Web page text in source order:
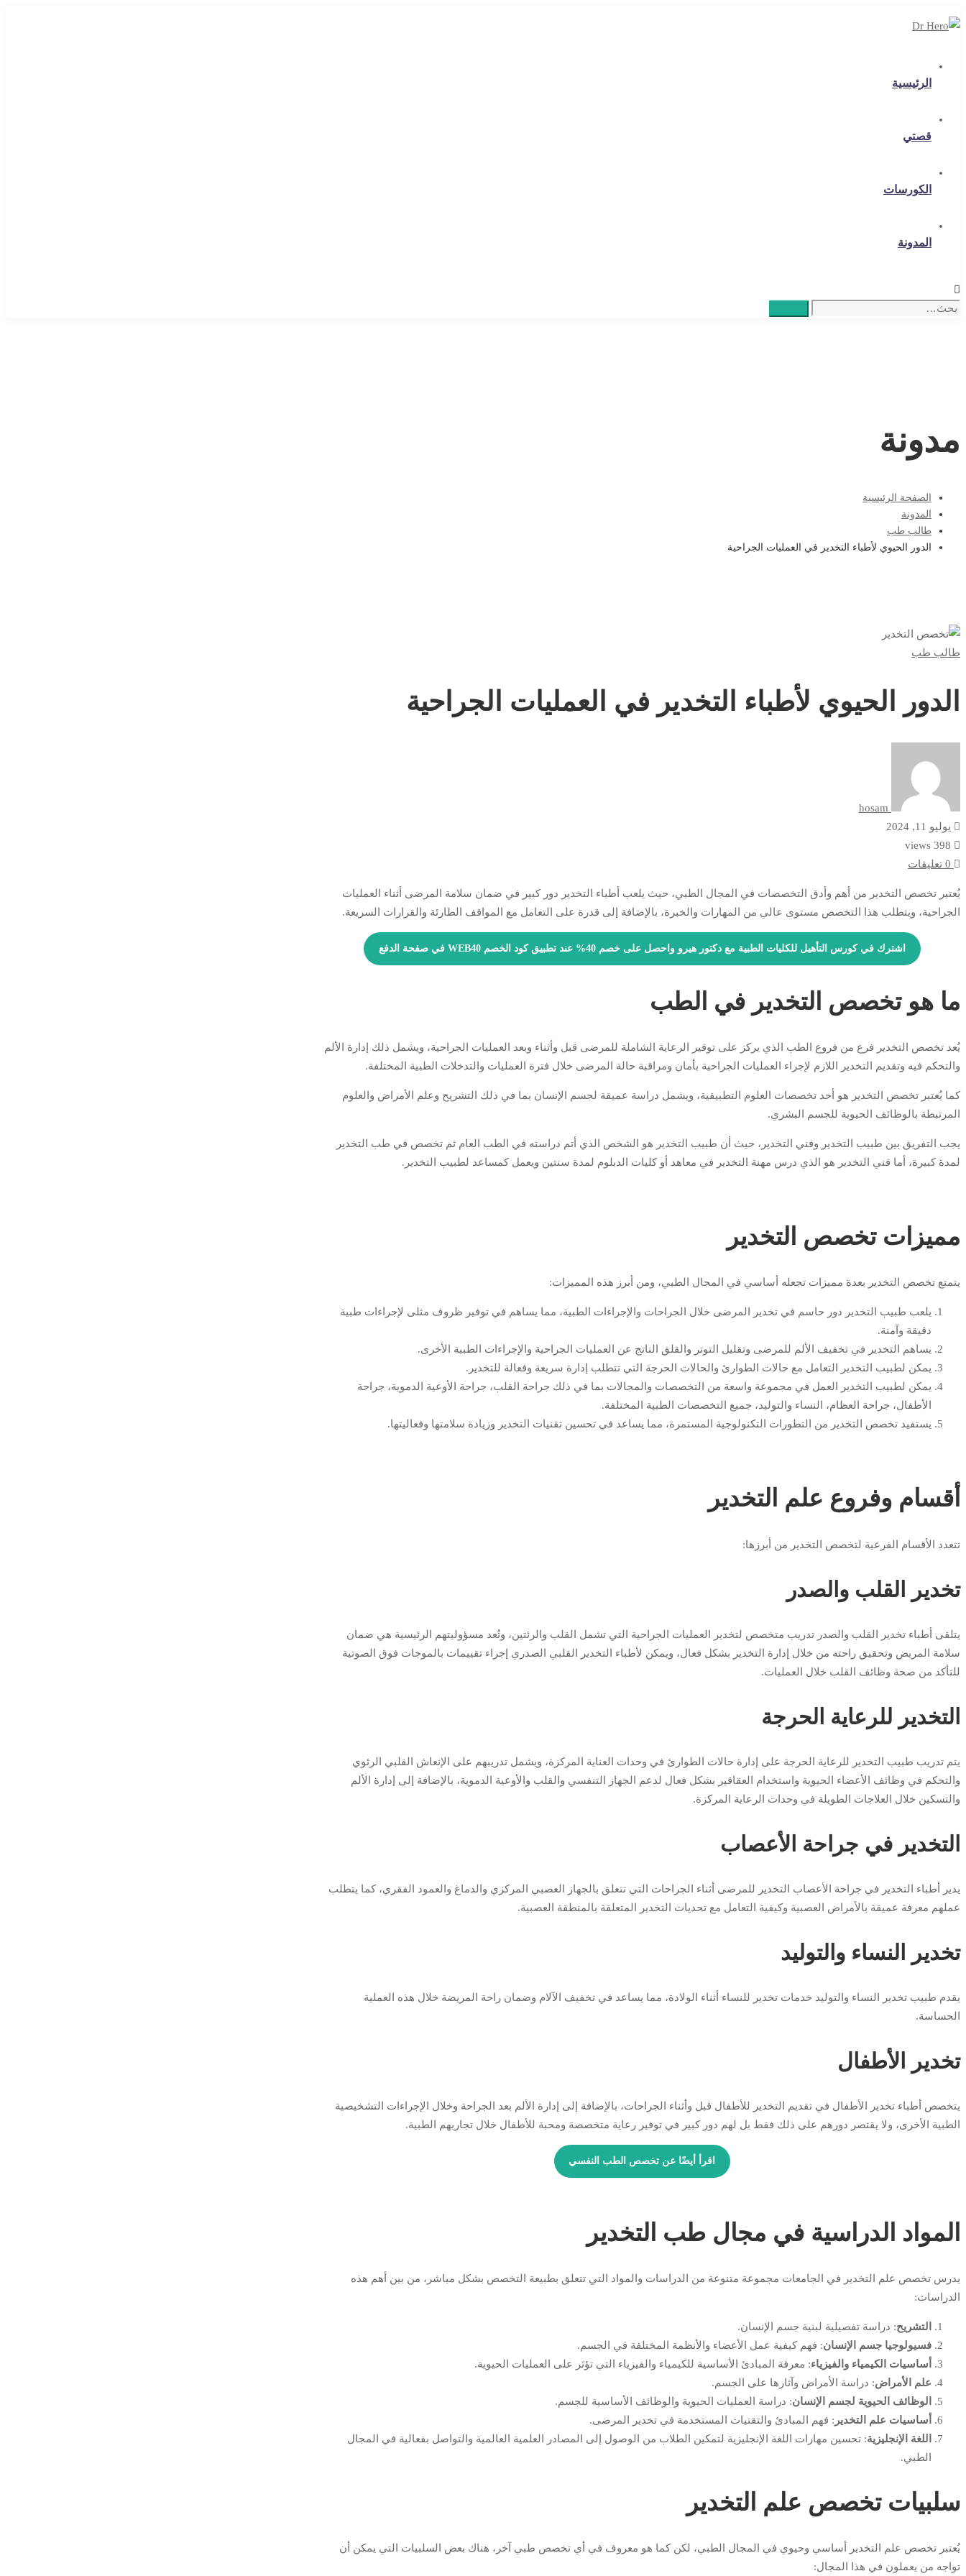
الرئيسية
قصتي
الكورسات
المدونة
Search
مدونة
الصفحة الرئيسية
المدونة
طالب طب
الدور الحيوي لأطباء التخدير في العمليات الجراحية
الدور
لأطباء
في
العمليات
الجراحية
طالب طب
الدور الحيوي لأطباء التخدير في العمليات الجراحية
يوليو 11, 2024
398 views
0 تعليقات
يُعتبر تخصص التخدير من أهم وأدق التخصصات في المجال الطبي، حيث يلعب أطباء التخدير دور كبير في ضمان سلامة المرضى أثناء العمليات
الجراحية، ويتطلب هذا التخصص مستوى عالي من المهارات والخبرة، بالإضافة إلى قدرة على التعامل مع المواقف الطارئة والقرارات السريعة.
اشترك في كورس التأهيل للكليات الطبية مع دكتور هيرو واحصل على خصم 40% عند تطبيق كود الخصم WEB40 في صفحة الدفع
ما هو تخصص التخدير في الطب
يُعد تخصص التخدير فرع من فروع الطب الذي يركز على توفير الرعاية الشاملة للمرضى قبل وأثناء وبعد العمليات الجراحية، ويشمل ذلك إدارة الألم
والتحكم فيه وتقديم التخدير اللازم لإجراء العمليات الجراحية بأمان ومراقبة حالة المرضى خلال فترة العمليات والتدخلات الطبية المختلفة.
كما يُعتبر تخصص التخدير هو أحد تخصصات العلوم التطبيقية، ويشمل دراسة عميقة لجسم الإنسان بما في ذلك التشريح وعلم الأمراض والعلوم
المرتبطة بالوظائف الحيوية للجسم البشري.
يجب التفريق بين طبيب التخدير وفني التخدير، حيث أن طبيب التخدير هو الشخص الذي أتم دراسته في الطب العام ثم تخصص في طب التخدير
لمدة كبيرة، أما فني التخدير هو الذي درس مهنة التخدير في معاهد أو كليات الدبلوم لمدة سنتين ويعمل كمساعد لطبيب التخدير.
مميزات تخصص التخدير
يتمتع تخصص التخدير بعدة مميزات تجعله أساسي في المجال الطبي، ومن أبرز هذه المميزات:
يلعب طبيب التخدير دور حاسم في تخدير المرضى خلال الجراحات والإجراءات الطبية، مما يساهم في توفير ظروف مثلى لإجراءات طبية
دقيقة وآمنة.
يساهم التخدير في تخفيف الألم للمرضى وتقليل التوتر والقلق الناتج عن العمليات الجراحية والإجراءات الطبية الأخرى.
يمكن لطبيب التخدير التعامل مع حالات الطوارئ والحالات الحرجة التي تتطلب إدارة سريعة وفعالة للتخدير.
يمكن لطبيب التخدير العمل في مجموعة واسعة من التخصصات والمجالات بما في ذلك جراحة القلب، جراحة الأوعية الدموية، جراحة
الأطفال، جراحة العظام، النساء والتوليد، جميع التخصصات الطبية المختلفة.
يستفيد تخصص التخدير من التطورات التكنولوجية المستمرة، مما يساعد في تحسين تقنيات التخدير وزيادة سلامتها وفعاليتها.
أقسام وفروع علم التخدير
تتعدد الأقسام الفرعية لتخصص التخدير من أبرزها:
تخدير القلب والصدر
يتلقى أطباء تخدير القلب والصدر تدريب متخصص لتخدير العمليات الجراحية التي تشمل القلب والرئتين، وتُعد مسؤوليتهم الرئيسية هي ضمان
سلامة المريض وتحقيق راحته من خلال إدارة التخدير بشكل فعال، ويمكن لأطباء التخدير القلبي الصدري إجراء تقييمات بالموجات فوق الصوتية
للتأكد من صحة وظائف القلب خلال العمليات.
التخدير للرعاية الحرجة
يتم تدريب طبيب التخدير للرعاية الحرجة على إدارة حالات الطوارئ في وحدات العناية المركزة، ويشمل تدريبهم على الإنعاش القلبي الرئوي
والتحكم في وظائف الأعضاء الحيوية واستخدام العقاقير بشكل فعال لدعم الجهاز التنفسي والقلب والأوعية الدموية، بالإضافة إلى إدارة الألم
والتسكين خلال العلاجات الطويلة في وحدات الرعاية المركزة.
التخدير في جراحة الأعصاب
يدير أطباء التخدير في جراحة الأعصاب التخدير للمرضى أثناء الجراحات التي تتعلق بالجهاز العصبي المركزي والدماغ والعمود الفقري، كما يتطلب
عملهم معرفة عميقة بالأمراض العصبية وكيفية التعامل مع تحديات التخدير المتعلقة بالمنطقة العصبية.
تخدير النساء والتوليد
يقدم طبيب تخدير النساء والتوليد خدمات تخدير للنساء أثناء الولادة، مما يساعد في تخفيف الآلام وضمان راحة المريضة خلال هذه العملية
الحساسة.
تخدير الأطفال
يتخصص أطباء تخدير الأطفال في تقديم التخدير للأطفال قبل وأثناء الجراحات، بالإضافة إلى إدارة الألم بعد الجراحة وخلال الإجراءات التشخيصية
الطبية الأخرى، ولا يقتصر دورهم على ذلك فقط بل لهم دور كبير في توفير رعاية متخصصة ومحبة للأطفال خلال تجاربهم الطبية.
اقرأ أيضًا عن تخصص الطب النفسي
المواد الدراسية في مجال طب التخدير
يدرس تخصص علم التخدير في الجامعات مجموعة متنوعة من الدراسات والمواد التي تتعلق بطبيعة التخصص بشكل مباشر، من بين أهم هذه
الدراسات:
التشريح: دراسة تفصيلية لبنية جسم الإنسان.
فسيولوجيا جسم الإنسان: فهم كيفية عمل الأعضاء والأنظمة المختلفة في الجسم.
أساسيات الكيمياء والفيزياء: معرفة المبادئ الأساسية للكيمياء والفيزياء التي تؤثر على العمليات الحيوية.
علم الأمراض: دراسة الأمراض وآثارها على الجسم.
الوظائف الحيوية لجسم الإنسان: دراسة العمليات الحيوية والوظائف الأساسية للجسم.
أساسيات علم التخدير : فهم المبادئ والتقنيات المستخدمة في تخدير المرضى.
اللغة الإنجليزية: تحسين مهارات اللغة الإنجليزية لتمكين الطلاب من الوصول إلى المصادر العلمية العالمية والتواصل بفعالية في المجال
الطبي.
سلبيات تخصص علم التخدير
يُعتبر تخصص علم التخدير أساسي وحيوي في المجال الطبي، لكن كما هو معروف في أي تخصص طبي آخر، هناك بعض السلبيات التي يمكن أن
تواجه من يعملون في هذا المجال: